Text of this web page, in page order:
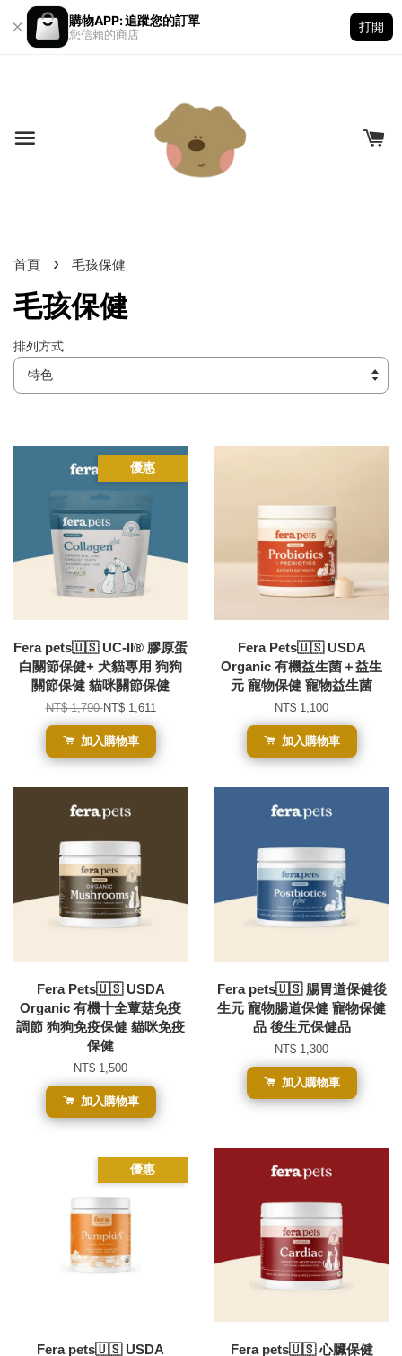
購物APP: 追蹤您的訂單
您信賴的商店
打開
首頁 › 毛孩保健
毛孩保健
排列方式
優惠
Fera pets🇺🇸 UC-II® 膠原蛋
白關節保健+ 犬貓專用 狗狗
關節保健 貓咪關節保健
NT$ 1,790NT$ 1,611
加入購物車
Fera Pets🇺🇸 USDA
Organic 有機益生菌＋益生
元 寵物保健 寵物益生菌
NT$ 1,100
加入購物車
Fera Pets🇺🇸 USDA
Organic 有機十全蕈菇免疫
調節 狗狗免疫保健 貓咪免疫
保健
NT$ 1,500
加入購物車
Fera pets🇺🇸 腸胃道保健後
生元 寵物腸道保健 寵物保健
品 後生元保健品
NT$ 1,300
加入購物車
優惠
Fera pets🇺🇸 USDA
Fera pets🇺🇸 心臟保健